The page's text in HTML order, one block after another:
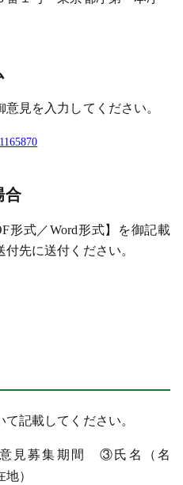
見を入力してください。
合
形式／Word形式】を御記載
先に送付ください。
記載してください。
集期間 ③氏名（名
）